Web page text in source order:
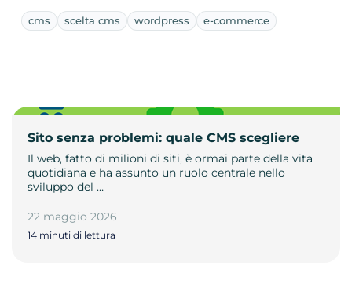
cms scelta cms wordpress e-commerce
Sito senza problemi: quale CMS scegliere
Il web, fatto di milioni di siti, è ormai parte della vita
quotidiana e ha assunto un ruolo centrale nello
sviluppo del …
22 maggio 2026
14 minuti di lettura